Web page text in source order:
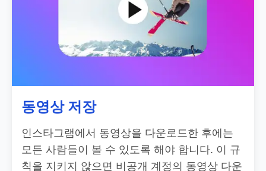
동영상 저장
인스타그램에서 동영상을 다운로드한 후에는
모든 사람들이 볼 수 있도록 해야 합니다. 이 규
칙을 지키지 않으면 비공개 계정의 동영상 다운